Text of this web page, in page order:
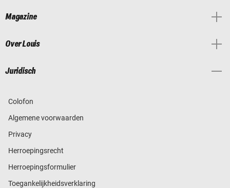
Magazine
Over Louis
Juridisch
Colofon
Algemene voorwaarden
Privacy
Herroepingsrecht
Herroepingsformulier
Toegankelijkheidsverklaring